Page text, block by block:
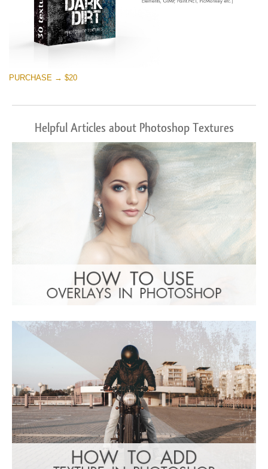
PURCHASE → $20
Helpful Articles about Photoshop Textures